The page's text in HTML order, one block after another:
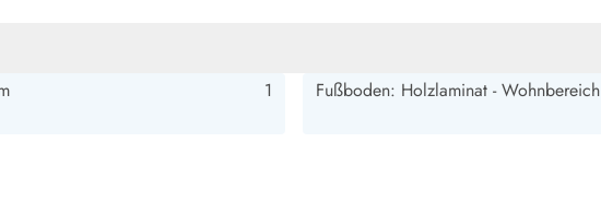
1 Fußboden: Holzlaminat - Wohnbereich